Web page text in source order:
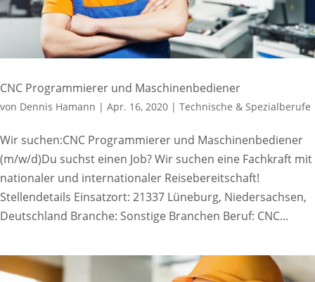
CNC Programmierer und Maschinenbediener
von Dennis Hamann | Apr. 16, 2020 | Technische & Spezialberufe
Wir suchen:CNC Programmierer und Maschinenbediener
(m/w/d)Du suchst einen Job? Wir suchen eine Fachkraft mit
nationaler und internationaler Reisebereitschaft!
Stellendetails Einsatzort: 21337 Lüneburg, Niedersachsen,
Deutschland Branche: Sonstige Branchen Beruf: CNC...